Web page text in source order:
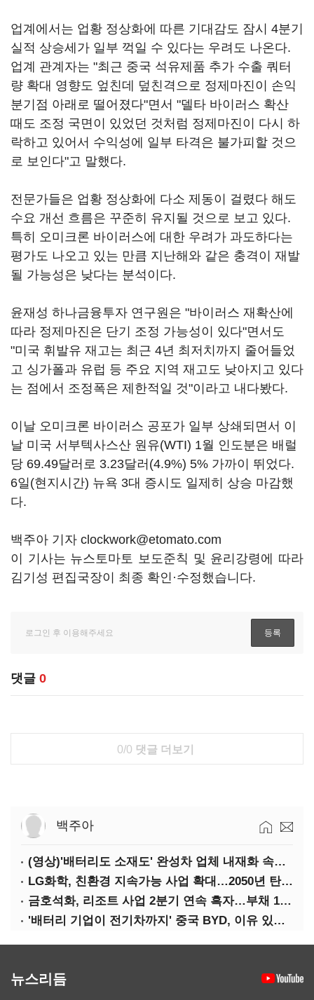
업계에서는 업황 정상화에 따른 기대감도 잠시 4분기
실적 상승세가 일부 꺽일 수 있다는 우려도 나온다.
업계 관계자는 "최근 중국 석유제품 추가 수출 쿼터
량 확대 영향도 엎친데 덮친격으로 정제마진이 손익
분기점 아래로 떨어졌다"면서 "델타 바이러스 확산
때도 조정 국면이 있었던 것처럼 정제마진이 다시 하
락하고 있어서 수익성에 일부 타격은 불가피할 것으
로 보인다"고 말했다.
전문가들은 업황 정상화에 다소 제동이 걸렸다 해도
수요 개선 흐름은 꾸준히 유지될 것으로 보고 있다.
특히 오미크론 바이러스에 대한 우려가 과도하다는
평가도 나오고 있는 만큼 지난해와 같은 충격이 재발
될 가능성은 낮다는 분석이다.
윤재성 하나금융투자 연구원은 "바이러스 재확산에
따라 정제마진은 단기 조정 가능성이 있다"면서도
"미국 휘발유 재고는 최근 4년 최저치까지 줄어들었
고 싱가폴과 유럽 등 주요 지역 재고도 낮아지고 있다
는 점에서 조정폭은 제한적일 것"이라고 내다봤다.
이날 오미크론 바이러스 공포가 일부 상쇄되면서 이
날 미국 서부텍사스산 원유(WTI) 1월 인도분은 배럴
당 69.49달러로 3.23달러(4.9%) 5% 가까이 뛰었다.
6일(현지시간) 뉴욕 3대 증시도 일제히 상승 마감했
다.
백주아 기자 clockwork@etomato.com
이 기사는 뉴스토마토 보도준칙 및 윤리강령에 따라
김기성 편집국장이 최종 확인·수정했습니다.
댓글 0
0/0 댓글 더보기
백주아
(영상)'배터리도 소재도' 완성차 업체 내재화 속도낸다
LG화학, 친환경 지속가능 사업 확대…2050년 탄소중립 달성
금호석화, 리조트 사업 2분기 연속 흑자…부채 170%↓
'배터리 기업이 전기차까지' 중국 BYD, 이유 있는 선전
뉴스리듬